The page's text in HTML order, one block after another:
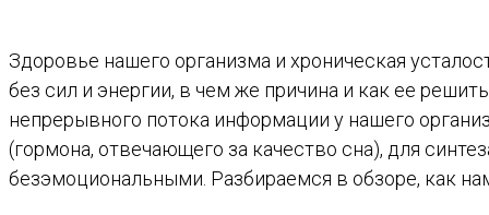
Здоровье нашего организма и хроническая
без сил и энергии, в чем же причина и как ее
непрерывного потока информации у нашего
(гормона, отвечающего за качество сна), для
безэмоциональными. Разбираемся в обзоре, как